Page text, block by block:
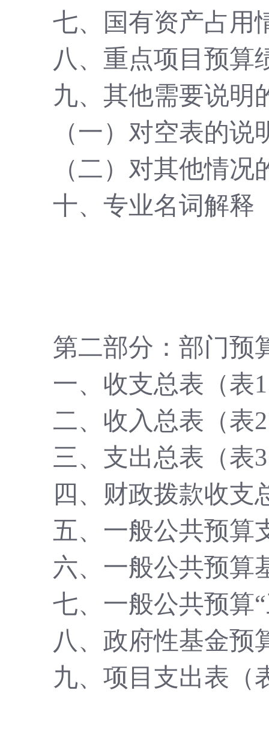
七、国有资产占用
八、重点项目预算
九、其他需要说明
（一）对空表的说
（二）对其他情况
十、专业名词解释
第二部分：部门预
一、收支总表（表
二、收入总表（表
三、支出总表（表
四、财政拨款收支
五、一般公共预算
六、一般公共预算
七、一般公共预算
八、政府性基金预
九、项目支出表（